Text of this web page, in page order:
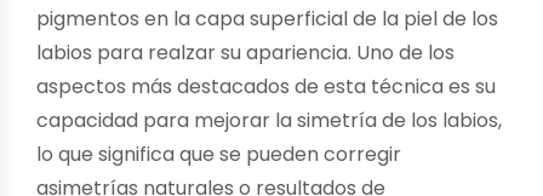
pigmentos en la capa superficial de la piel de los
labios para realzar su apariencia. Uno de los
aspectos más destacados de esta técnica es su
capacidad para mejorar la simetría de los labios,
lo que significa que se pueden corregir
asimetrías naturales o resultados de